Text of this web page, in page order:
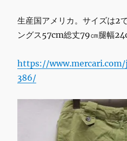
ガ
ー
オ
レ
ジ
生産国アメリカ。サイズは2
ングス57cm総丈79㎝腿幅
https://
386/